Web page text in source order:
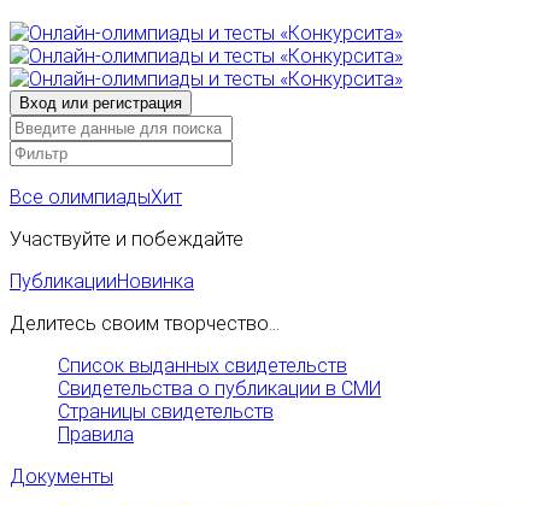
Все олимпиадыХит
Участвуйте и побеждайте
ПубликацииНовинка
Делитесь своим творчество...
Список выданных свидетельств
Свидетельства о публикации в СМИ
Страницы свидетельств
Правила
Документы